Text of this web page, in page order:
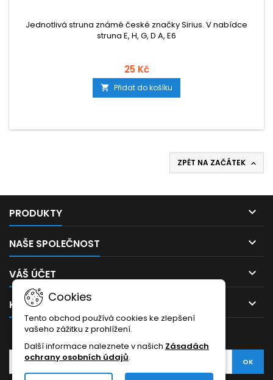
Jednotlivá struna známé české značky Sirius. V nabídce
struna E, H, G, D A, E6
25 Kč
 Přidat do košíku
ZPĚT NA ZAČÁTEK 
PRODUKTY 
NAŠE SPOLEČNOST 
VÁŠ ÚČET 
KONTAKT 
Cookies
Tento obchod používá cookies ke zlepšení
vašeho zážitku z prohlížení.
Další informace naleznete v našich Zásadách
ochrany osobních údajů.
ODBĚR NOVINEK